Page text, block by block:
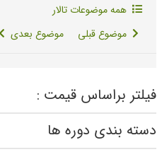
همه موضوعات تالار
موضوع قبلی
موضوع بعدی
فیلتر براساس قیمت :
دسته بندی دوره ها